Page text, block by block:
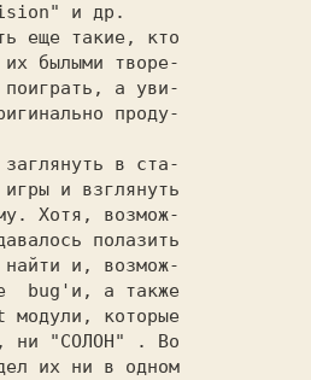
и др.
их былыми творе-
а уви-
проду-
и взглянуть
Хотя, возмож-
полазить
и, возмож-
bug'и, а также
модули, которые
, ни "СОЛОН"
. Во
их ни в одном